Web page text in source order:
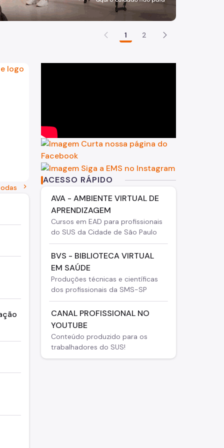
1 2
logo institucional, logo do SUS e logo da Cidade de
chevron_right
ACESSO RÁPIDO
AVA - AMBIENTE VIRTUAL DE
APRENDIZAGEM
Cursos em EAD para profissionais
do SUS da Cidade de São Paulo
BVS - BIBLIOTECA VIRTUAL
EM SAÚDE
Produções técnicas e científicas
dos profissionais da SMS-SP
CANAL PROFISSIONAL NO
YOUTUBE
Conteúdo produzido para os
trabalhadores do SUS!